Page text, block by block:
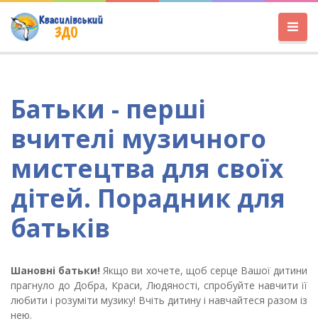
Батьки - перші
вчителі музичного
мистецтва для своїх
дітей. Порадник для
батьків
Шановні батьки!Якщо ви хочете, щоб серце Вашої дитини
прагнуло до Добра, Краси, Людяності, спробуйте навчити її
любити і розуміти музику! Вчіть дитину і навчайтеся разом із
нею.